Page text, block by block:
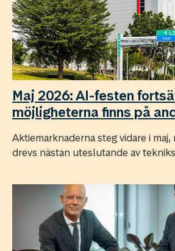
Maj 2026: AI-festen
möjligheterna finns på
Aktiemarknaderna steg vidare i
drevs nästan uteslutande av